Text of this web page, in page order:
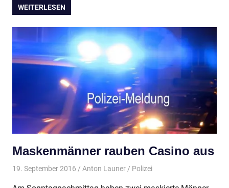
WEITERLESEN
Maskenmänner rauben Casino aus
19. September 2016 Anton Launer Polizei